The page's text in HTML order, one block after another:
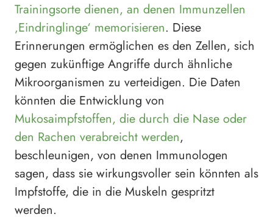
Trainingsorte dienen, an denen Immunzellen
‚Eindringlinge‘ memorisieren. Diese
Erinnerungen ermöglichen es den Zellen, sich
gegen zukünftige Angriffe durch ähnliche
Mikroorganismen zu verteidigen. Die Daten
könnten die Entwicklung von
Mukosaimpfstoffen, die durch die Nase oder
den Rachen verabreicht werden,
beschleunigen, von denen Immunologen
sagen, dass sie wirkungsvoller sein könnten als
Impfstoffe, die in die Muskeln gespritzt
werden.